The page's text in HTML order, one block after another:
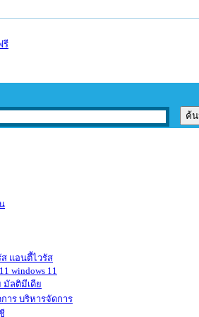
แอนตี้ไวรัส
windows 11
มัลติมีเดีย
บริหารจัดการ